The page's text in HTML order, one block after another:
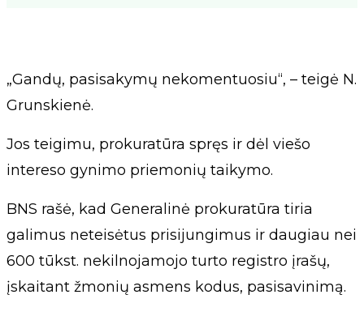
„Gandų, pasisakymų nekomentuosiu“, – teigė N.
Grunskienė.
Jos teigimu, prokuratūra spręs ir dėl viešo
intereso gynimo priemonių taikymo.
BNS rašė, kad Generalinė prokuratūra tiria
galimus neteisėtus prisijungimus ir daugiau nei
600 tūkst. nekilnojamojo turto registro įrašų,
įskaitant žmonių asmens kodus, pasisavinimą.